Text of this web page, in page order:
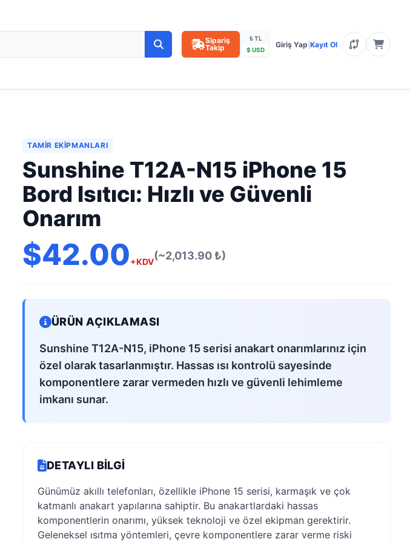
Sipariş
Takip
₺ TL
$ USD
Giriş Yap Kayıt Ol
TAMIR EKIPMANLARI
Sunshine T12A-N15 iPhone 15
Bord Isıtıcı: Hızlı ve Güvenli
Onarım
$42.00+KDV(~2,013.90 ₺)
ÜRÜN AÇIKLAMASI
Sunshine T12A-N15, iPhone 15 serisi anakart onarımlarınız için
özel olarak tasarlanmıştır. Hassas ısı kontrolü sayesinde
komponentlere zarar vermeden hızlı ve güvenli lehimleme
imkanı sunar.
DETAYLI BILGI
Günümüz akıllı telefonları, özellikle iPhone 15 serisi, karmaşık ve çok
katmanlı anakart yapılarına sahiptir. Bu anakartlardaki hassas
komponentlerin onarımı, yüksek teknoloji ve özel ekipman gerektirir.
Geleneksel ısıtma yöntemleri, çevre komponentlere zarar verme riski